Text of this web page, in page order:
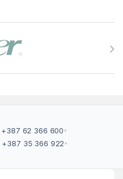
+387 62 366 600•
+387 35 366 922•